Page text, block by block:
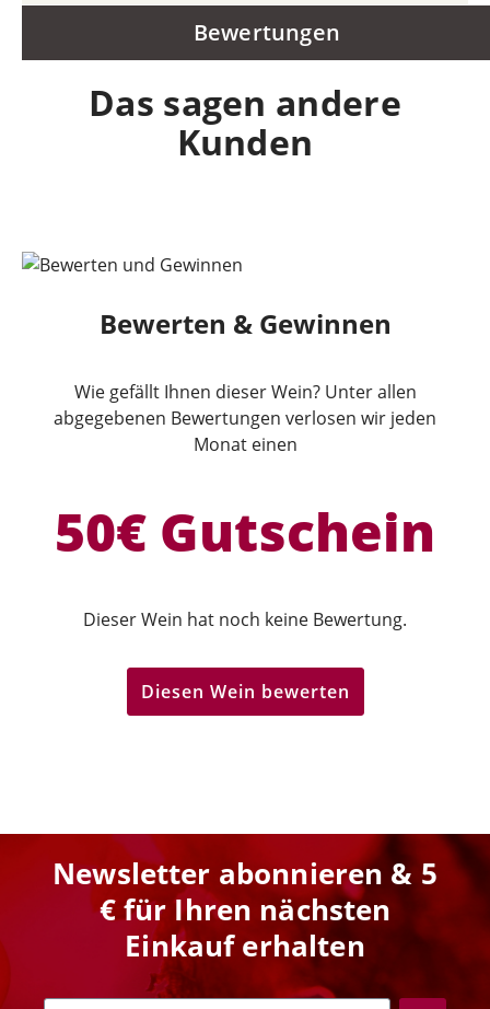
Bewertungen
Das sagen andere
Kunden
Bewerten & Gewinnen
Wie gefällt Ihnen dieser Wein? Unter allen
abgegebenen Bewertungen verlosen wir jeden
Monat einen
50€ Gutschein
Dieser Wein hat noch keine Bewertung.
Diesen Wein bewerten
Newsletter abonnieren & 5
€ für Ihren nächsten
Einkauf erhalten